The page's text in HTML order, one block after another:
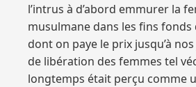
l’intrus à d’abord emmurer la
musulmane dans les fins fonds
dont on paye le prix jusqu’à
de libération des femmes tel
longtemps était perçu comme